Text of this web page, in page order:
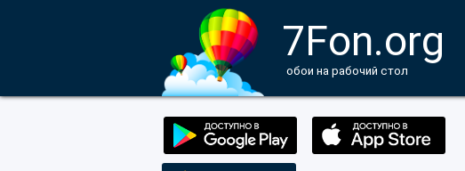
7Fon.org
обои на рабочий стол